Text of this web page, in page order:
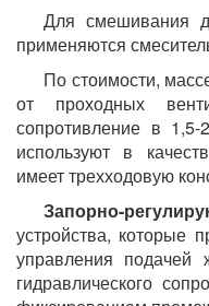
Для смешивания
применяются
По стоимости,
от проходных
сопротивление в
используют в
имеет трехходовую
Запорно-
устройства, которые
управления подачей
гидравлического